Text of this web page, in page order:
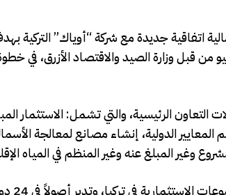
اتفاقية جديدة مع شركة “أوياك” التركية
الأزرق في البلاد. جاء الإعلان عن الاتفاقية في 17 يونيو من قبل وزارة
الرئيسية، والتي تشمل: الاستثمار
المعايير الدولية، إنشاء مصانع لمعالجة
المبلغ عنه وغير المنظم في المياه
تُعد